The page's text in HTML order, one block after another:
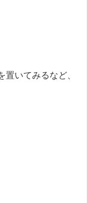
置いてみるなど、